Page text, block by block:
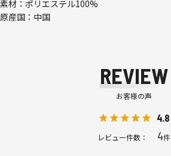
素材：ポリエステル100%
原産国：中国
REVIEW
お客様の声
4.8
レビュー件数： 4件